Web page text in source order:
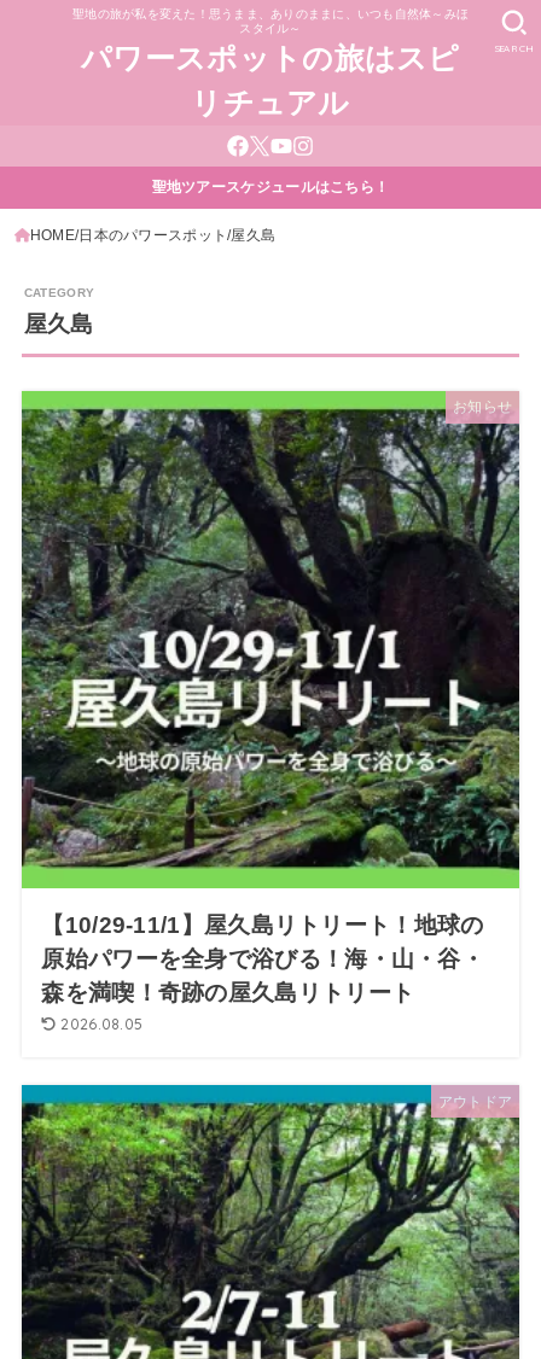
聖地の旅が私を変えた！思うまま、ありのままに、いつも自然体～みほ
スタイル～
パワースポットの旅はスピ
リチュアル
SEARCH
聖地ツアースケジュールはこちら！
HOME 日本のパワースポット 屋久島
屋久島
お知らせ
【10/29-11/1】屋久島リトリート！地球の
原始パワーを全身で浴びる！海・山・谷・
森を満喫！奇跡の屋久島リトリート
2026.08.05
アウトドア